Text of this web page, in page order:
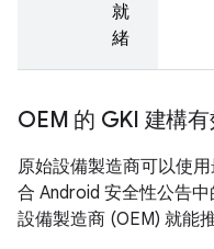
就
緒
OEM 的 GKI 建構
原始設備製造商可以使
合 Android 安全性公告
設備製造商 (OEM) 就能